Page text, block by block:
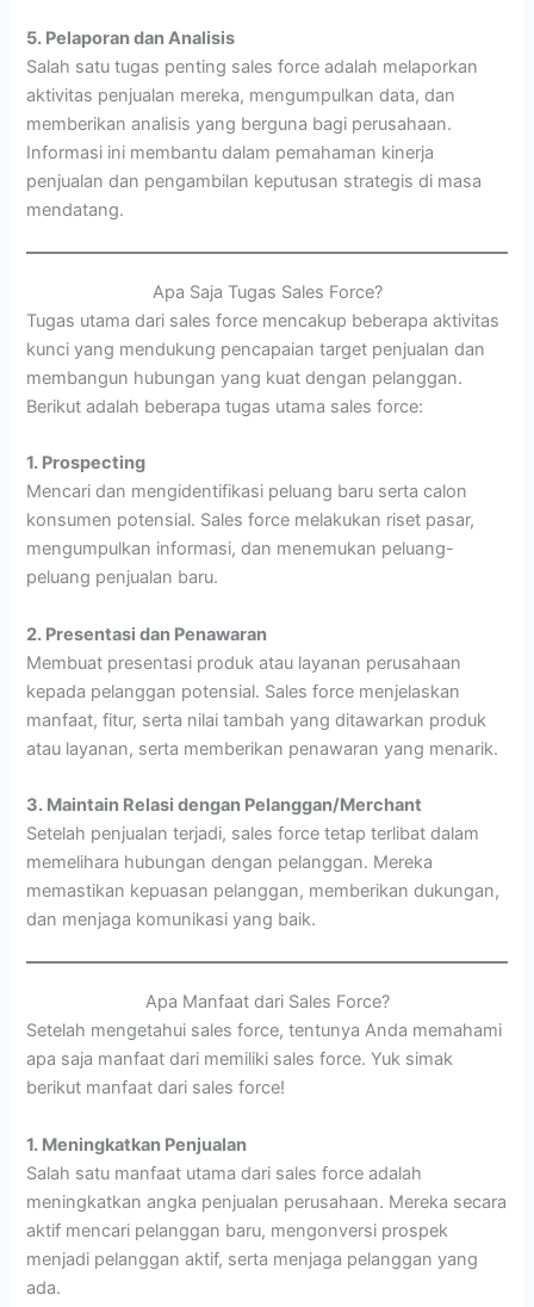
5. Pelaporan dan Analisis
Salah satu tugas penting sales force adalah melaporkan
aktivitas penjualan mereka, mengumpulkan data, dan
memberikan analisis yang berguna bagi perusahaan.
Informasi ini membantu dalam pemahaman kinerja
penjualan dan pengambilan keputusan strategis di masa
mendatang.
Apa Saja Tugas Sales Force?
Tugas utama dari sales force mencakup beberapa aktivitas
kunci yang mendukung pencapaian target penjualan dan
membangun hubungan yang kuat dengan pelanggan.
Berikut adalah beberapa tugas utama sales force:
1. Prospecting
Mencari dan mengidentifikasi peluang baru serta calon
konsumen potensial. Sales force melakukan riset pasar,
mengumpulkan informasi, dan menemukan peluang-
peluang penjualan baru.
2. Presentasi dan Penawaran
Membuat presentasi produk atau layanan perusahaan
kepada pelanggan potensial. Sales force menjelaskan
manfaat, fitur, serta nilai tambah yang ditawarkan produk
atau layanan, serta memberikan penawaran yang menarik.
3. Maintain Relasi dengan Pelanggan/Merchant
Setelah penjualan terjadi, sales force tetap terlibat dalam
memelihara hubungan dengan pelanggan. Mereka
memastikan kepuasan pelanggan, memberikan dukungan,
dan menjaga komunikasi yang baik.
Apa Manfaat dari Sales Force?
Setelah mengetahui sales force, tentunya Anda memahami
apa saja manfaat dari memiliki sales force. Yuk simak
berikut manfaat dari sales force!
1. Meningkatkan Penjualan
Salah satu manfaat utama dari sales force adalah
meningkatkan angka penjualan perusahaan. Mereka secara
aktif mencari pelanggan baru, mengonversi prospek
menjadi pelanggan aktif, serta menjaga pelanggan yang
ada.